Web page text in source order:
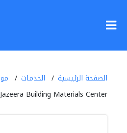
الصفحة الرئيسية الخدمات
Building Materials Center